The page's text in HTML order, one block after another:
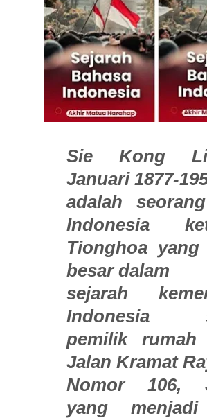
Sie Kong
Januari 1877-
adalah
Indonesia
Tionghoa yang
besar dalam
sejarah
Indonesia
pemilik
Jalan Kramat
Nomor 106,
yang